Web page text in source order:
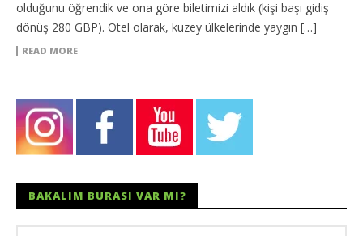
olduğunu öğrendik ve ona göre biletimizi aldık (kişi başı gidiş
dönüş 280 GBP). Otel olarak, kuzey ülkelerinde yaygın […]
READ MORE
BAKALIM BURASI VAR MI?